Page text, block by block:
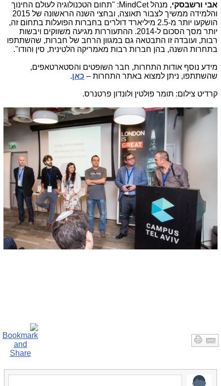
אבי ורשבסקי, מנהלMindCet: "תחום הטכנולוגיה לעולם החינוך
והלמידה ממשיך לצבור תאוצה, ובחצי השנה הראשונה של 2015
הושקעו יותר מ-2.5 מיליארד דולרים בחברות הפועלות בתחום זה,
יותר מסך הסכום ל-2014. ההתעוררות מגיעה משווקים ויבשות
רבות, ועובדה זו התבטאה גם במגוון הרחב של חברות, שהשתתפו
בתחרות השנה, בהן חברות רבות מאמריקה הלטינית, סין והודו".
מידע נוסף אודות התחרות, חבר השופטים והסטארטאפים,
שהשתתפו, ניתן למצוא באתר התחרות – כאן.
קרדיט צילום: תומר פולטין ולונדון פרטנרס.